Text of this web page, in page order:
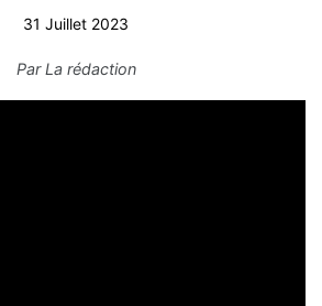
31 Juillet 2023
ParLa rédaction